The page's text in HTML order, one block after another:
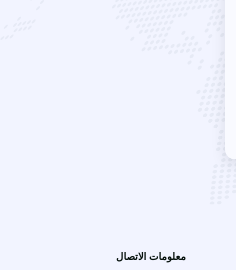
معلومات الاتصال